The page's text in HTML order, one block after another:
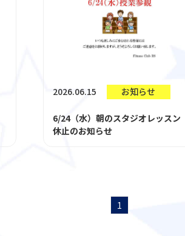
2026.06.15 お知らせ
6/24（水）朝のスタジオレッスン
休止のお知らせ
1